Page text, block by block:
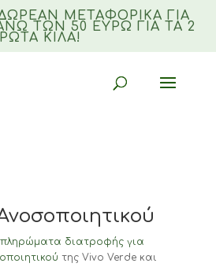
ΔΩΡΕΑΝ ΜΕΤΑΦΟΡΙΚΆ ΓΙΑ
ΤΩΝ 50 ΕΥΡΏ ΓΙΑ ΤΑ 2
ΚΙΛΆ!
διατροφής για
της Vivo Verde και